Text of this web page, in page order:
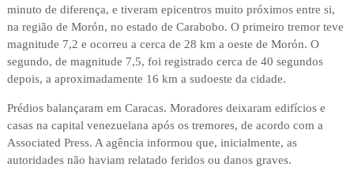
minuto de diferença, e tiveram epicentros muito próximos entre si,
na região de Morón, no estado de Carabobo. O primeiro tremor teve
magnitude 7,2 e ocorreu a cerca de 28 km a oeste de Morón. O
segundo, de magnitude 7,5, foi registrado cerca de 40 segundos
depois, a aproximadamente 16 km a sudoeste da cidade.
Prédios balançaram em Caracas. Moradores deixaram edifícios e
casas na capital venezuelana após os tremores, de acordo com a
Associated Press. A agência informou que, inicialmente, as
autoridades não haviam relatado feridos ou danos graves.